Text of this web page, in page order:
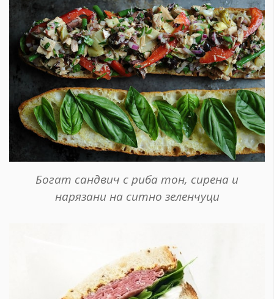
Богат сандвич с риба тон, сирена и
нарязани на ситно зеленчуци